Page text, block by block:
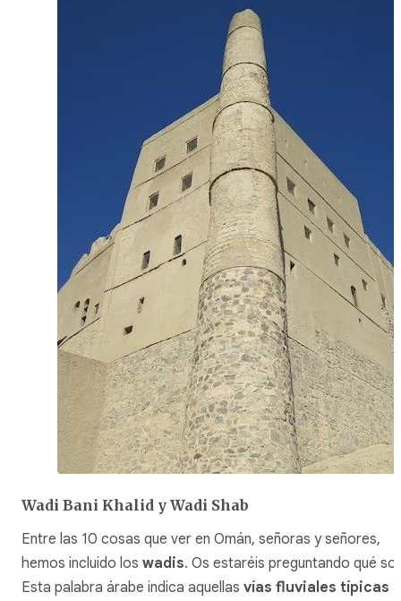
Wadi Bani Khalid y Wadi Shab
Entre las 10 cosas que ver en Omán, señoras y señores,
hemos incluido los wadis. Os estaréis preguntando qué
Esta palabra árabe indica aquellas vías fluviales típicas